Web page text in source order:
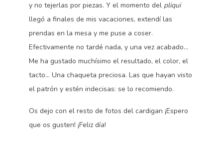
y no tejerlas por piezas. Y el momento del pliqui
llegó a finales de mis vacaciones, extendí las
prendas en la mesa y me puse a coser.
Efectivamente no tardé nada, y una vez acabado…
Me ha gustado muchísimo el resultado, el color, el
tacto… Una chaqueta preciosa. Las que hayan visto
el patrón y estén indecisas: se lo recomiendo.
Os dejo con el resto de fotos del cardigan ¡Espero
que os gusten! ¡Feliz día!